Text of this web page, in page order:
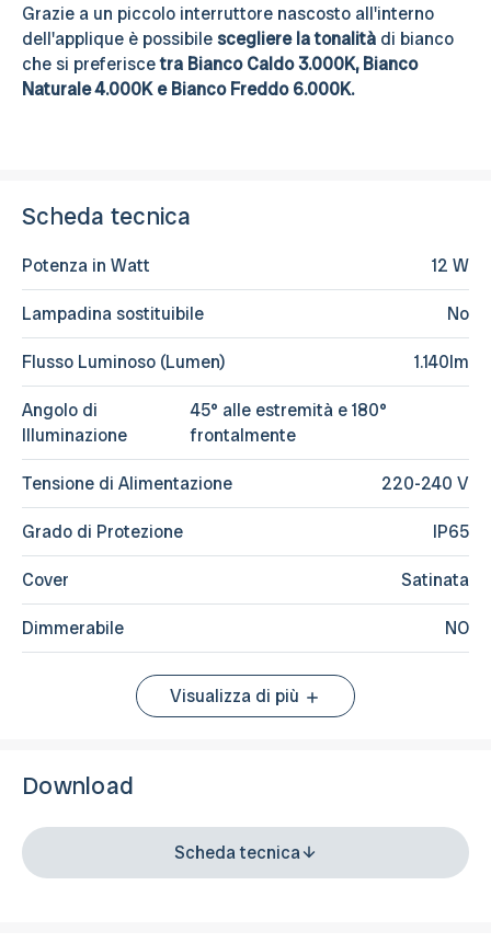
Scheda tecnica
Potenza in Watt 12 W
Lampadina sostituibile No
Flusso Luminoso (Lumen) 1.140lm
Angolo di
Illuminazione
45° alle estremità e 180°
frontalmente
Tensione di Alimentazione 220-240 V
Grado di Protezione IP65
Cover Satinata
Dimmerabile NO
Visualizza di più
Download
Scheda tecnica
Grazie a un piccolo interruttore nascosto all'interno
dell'applique è possibilescegliere la tonalità di bianco
che si preferiscetra Bianco Caldo 3.000K, Bianco
Naturale 4.000K e Bianco Freddo 6.000K.